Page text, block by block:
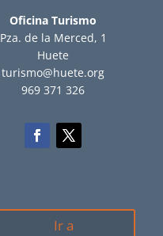
Oficina Turismo
Pza. de la Merced, 1
Huete
turismo@huete.org
969 371 326
Ir a